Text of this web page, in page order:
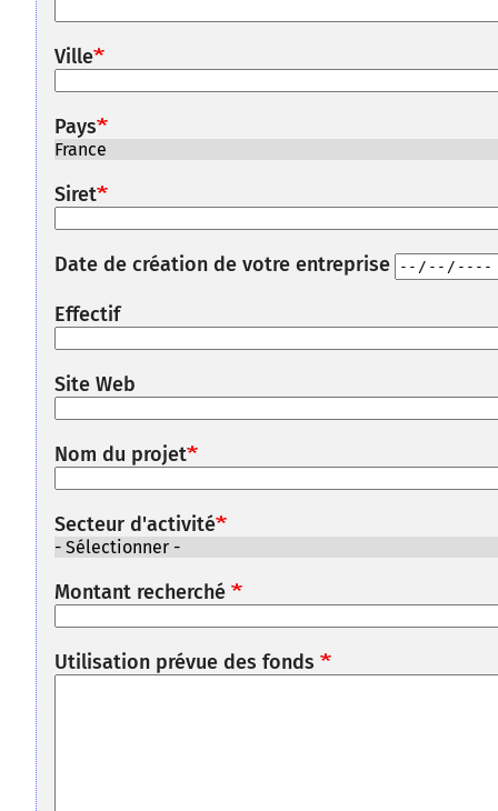
Ville
Pays
Siret
Date de création de votre entreprise
Effectif
Site Web
Nom du projet
Secteur d'activité
Montant recherché
Utilisation prévue des fonds